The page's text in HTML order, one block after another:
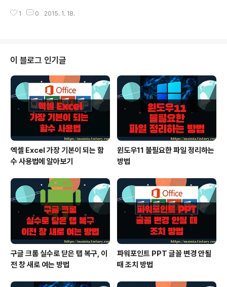
클릭합니다. 하지만 전체 삭제가 아닌 선택한 글머리 아이
알아 보겠습니다. (1) 빠른 실행 도구 모음 : 빠르게 실행하
서 가장 상위에 있는 분류메뉴로서 그 아래 섹션과 페이지
를 추가해서 관리 (4) 섹션 : 전자 필기장 다음 하위 분류메
뉴로서 여러 페이지를 가지며 챕터, 제목등으로 분류되는
것들을 섹션으로 구성 (5) 페이지 : 실제로 입력하게 되는
노트에 해당하며 가장 개념의 페이지 (6) 분류되지 않는
노..
1 0 2015. 1. 18.
이 블로그 인기글
엑셀 Excel 가장 기본이 되는 함
수 사용법에 알아보기
윈도우11 불필요한 파일 정리하는
방법
구글 크롬 실수로 닫은 탭 복구, 이
전 창 새로 여는 방법
파워포인트 PPT 글꼴 변경 안될
때 조치 방법